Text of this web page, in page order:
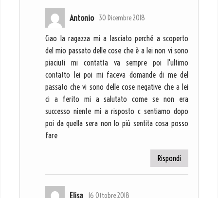
Antonio 30 Dicembre 2018
Ciao la ragazza mi a lasciato perché a scoperto
del mio passato delle cose che è a lei non vi sono
piaciuti mi contatta va sempre poi l'ultimo
contatto lei poi mi faceva domande di me del
passato che vi sono delle cose negative che a lei
ci a ferito mi a salutato come se non era
successo niente mi a risposto c sentiamo dopo
poi da quella sera non lo più sentita cosa posso
fare
Rispondi
Elisa 16 Ottobre 2018